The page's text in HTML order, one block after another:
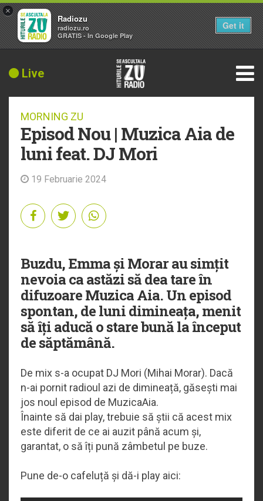
Live
MORNING ZU
Episod Nou | Muzica Aia de
luni feat. DJ Mori
19 Februarie 2024
Buzdu, Emma și Morar au simțit
nevoia ca astăzi să dea tare în
difuzoare Muzica Aia. Un episod
spontan, de luni dimineața, menit
să îți aducă o stare bună la început
de săptămână.
De mix s-a ocupat DJ Mori (Mihai Morar). Dacă
n-ai pornit radioul azi de dimineață, găsești mai
jos noul episod de MuzicaAia.
Înainte să dai play, trebuie să știi că acest mix
este diferit de ce ai auzit până acum și,
garantat, o să îți pună zâmbetul pe buze.
Pune de-o cafeluță și dă-i play aici:
×
Radiozu
radiozu.ro
GRATIS - In Google Play
Get it